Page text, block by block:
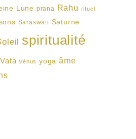
Lune prana Rahu rituel
Saraswati Saturne
spiritualité
Vata Vénus yoga âme